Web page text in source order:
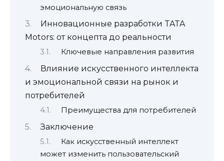
эмоциональную связь
Инновационные разработки TATA
Motors: от концепта до реальности
Ключевые направления развития
Влияние искусственного интеллекта
и эмоциональной связи на рынок и
потребителей
Преимущества для потребителей
Заключение
Как искусственный интеллект
может изменить пользовательский